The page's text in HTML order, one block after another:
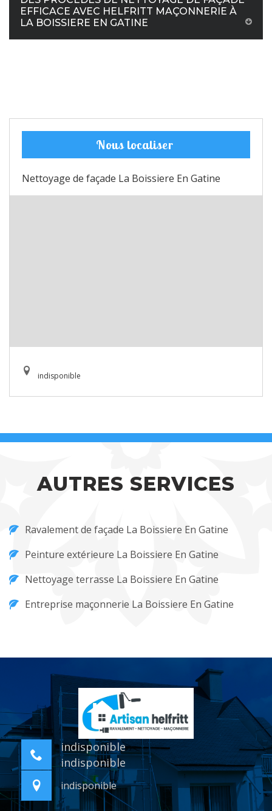
EFFICACE AVEC HELFRITT MAÇONNERIE À
LA BOISSIERE EN GATINE
Nous localiser
Nettoyage de façade La Boissiere En Gatine
indisponible
AUTRES SERVICES
Ravalement de façade La Boissiere En Gatine
Peinture extérieure La Boissiere En Gatine
Nettoyage terrasse La Boissiere En Gatine
Entreprise maçonnerie La Boissiere En Gatine
indisponible
indisponible
indisponible